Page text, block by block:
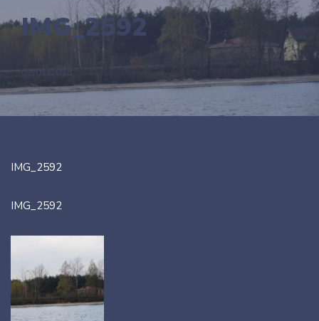
IMG_2592
02/01/2013
IMG_2592
IMG_2592